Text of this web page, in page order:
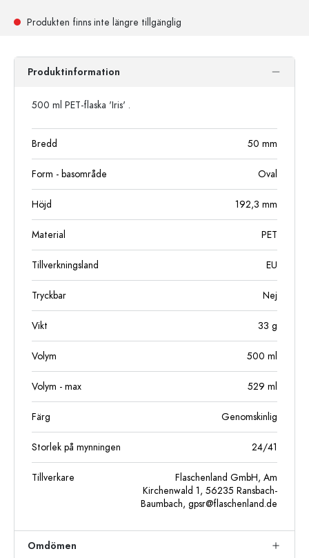
Produkten finns inte längre tillgänglig
Produktinformation
500 ml PET-flaska 'Iris' .
Bredd 50 mm
Form - basområde Oval
Höjd 192,3 mm
Material PET
Tillverkningsland EU
Tryckbar Nej
Vikt 33 g
Volym 500 ml
Volym - max 529 ml
Färg Genomskinlig
Storlek på mynningen 24/41
Tillverkare
Flaschenland GmbH, Am
Kirchenwald 1, 56235 Ransbach-
Baumbach, gpsr@flaschenland.de
Omdömen